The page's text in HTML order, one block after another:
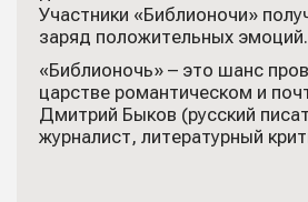
Участники «Библионочи»
заряд положительных эмоций.
«Библионочь» – это шанс
царстве романтическом и
Дмитрий Быков (русский
журналист, литературный